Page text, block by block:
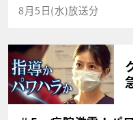
8月5日(水)放送分